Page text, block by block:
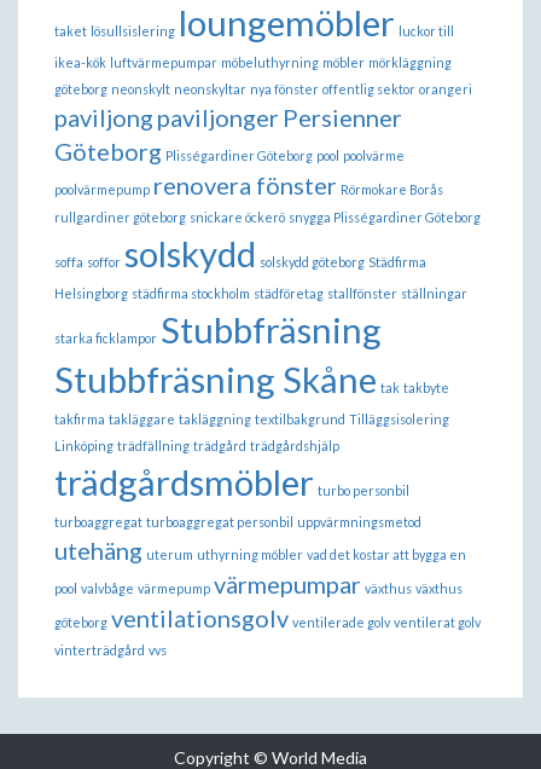
taket lösullsislering loungemöbler
luckor till
ikea-kök luftvärmepumpar möbeluthyrning möbler mörkläggning
göteborg neonskylt neonskyltar nya fönster offentlig sektor orangeri
paviljong paviljonger Persienner
Göteborg Plisségardiner Göteborg pool poolvärme
poolvärmepump renovera fönster Rörmokare Borås
rullgardiner göteborg snickare öckerö snygga Plisségardiner Göteborg
soffa soffor solskydd solskydd göteborg Städfirma
Helsingborg städfirma stockholm städföretag stallfönster ställningar
starka ficklampor Stubbfräsning
Stubbfräsning Skåne tak takbyte
takfirma takläggare takläggning textilbakgrund Tilläggsisolering
Linköping trädfällning trädgård trädgårdshjälp
trädgårdsmöbler turbo personbil
turboaggregat turboaggregat personbil uppvärmningsmetod
utehäng uterum uthyrning möbler vad det kostar att bygga en
pool valvbåge värmepump värmepumpar växthus växthus
göteborg ventilationsgolv ventilerade golv ventilerat golv
vinterträdgård vvs
Copyright © World Media